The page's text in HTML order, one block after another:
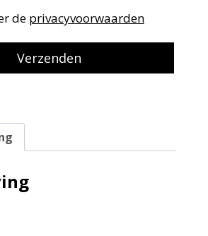
de privacyvoorwaarden